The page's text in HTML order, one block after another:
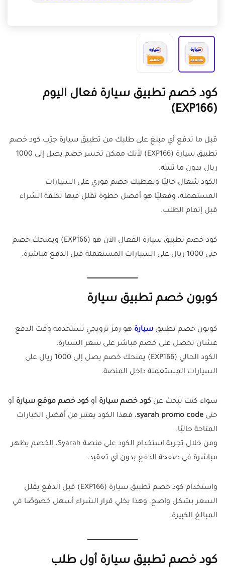
كود خصم تطبيق سيارة فعال اليوم
(EXP166)
قبل ما تدفع أي مبلغ على طلبك من تطبيق سيارة جرّب كود خصم
تطبيق سيارة (EXP166) لأنك ممكن تخسر خصم يصل إلى 1000
ريال بدون ما تنتبه.
الكود شغال حاليًا ويعطيك خصم فوري على السيارات
المستعملة، وفعليًا هو أفضل خطوة تقلل فيها تكلفة الشراء
قبل إتمام الطلب.
كود خصم تطبيق سيارة الفعال الآن هو (EXP166) ويمنحك خصم
حتى 1000 ريال على السيارات المستعملة قبل الدفع مباشرة.
كوبون خصم تطبيق سيارة
كوبون خصم تطبيق سيارة هو رمز ترويجي تستخدمه وقت الدفع
عشان تحصل على خصم مباشر على سعر السيارة.
الكود الحالي (EXP166) يمنحك خصم يصل إلى 1000 ريال على
السيارات المستعملة داخل المنصة.
سواء كنت تبحث عن كود خصم سيارة أو كود خصم موقع سيارة أو
حتى syarah promo code، فهذا الكود يعتبر من أفضل الخيارات
المتاحة حاليًا.
ومن خلال تجربة استخدام الكود على منصة Syarah، الخصم يظهر
مباشرة في صفحة الدفع بدون أي تعقيد.
واستخدام كود خصم تطبيق سيارة (EXP166) قبل الدفع يقلل
السعر بشكل واضح، وهذا يخلي قرار الشراء أسهل خصوصًا في
المبالغ الكبيرة.
كود خصم تطبيق سيارة أول طلب